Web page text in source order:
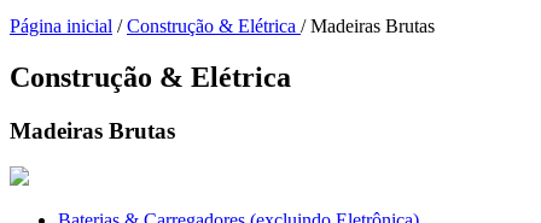
Página inicial /Construção & Elétrica / Madeiras Brutas
Construção & Elétrica
Madeiras Brutas